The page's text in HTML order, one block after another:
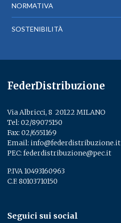
NORMATIVA
SOSTENIBILITÀ
FederDistribuzione
Via Albricci, 8 ­ 20122 MILANO
Tel: 02/89075150
Fax: 02/6551169
Email: info@federdistribuzione.it
PEC: federdistribuzione@pec.it
P.IVA 10493160963
C.F. 80103710150
Seguici sui social